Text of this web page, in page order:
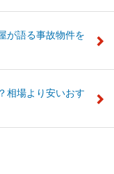
が語る事故物件を
相場より安いおす